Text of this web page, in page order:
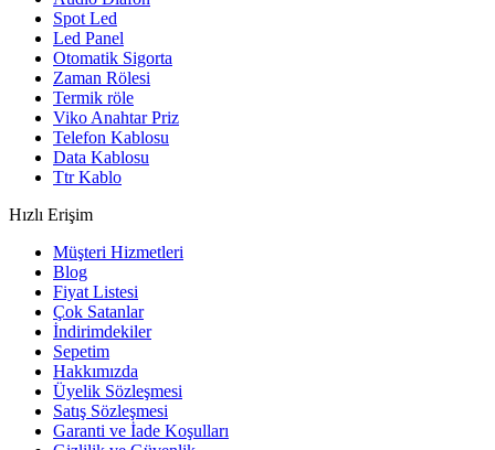
Spot Led
Led Panel
Otomatik Sigorta
Zaman Rölesi
Termik röle
Viko Anahtar Priz
Telefon Kablosu
Data Kablosu
Ttr Kablo
Hızlı Erişim
Müşteri Hizmetleri
Blog
Fiyat Listesi
Çok Satanlar
İndirimdekiler
Sepetim
Hakkımızda
Üyelik Sözleşmesi
Satış Sözleşmesi
Garanti ve İade Koşulları